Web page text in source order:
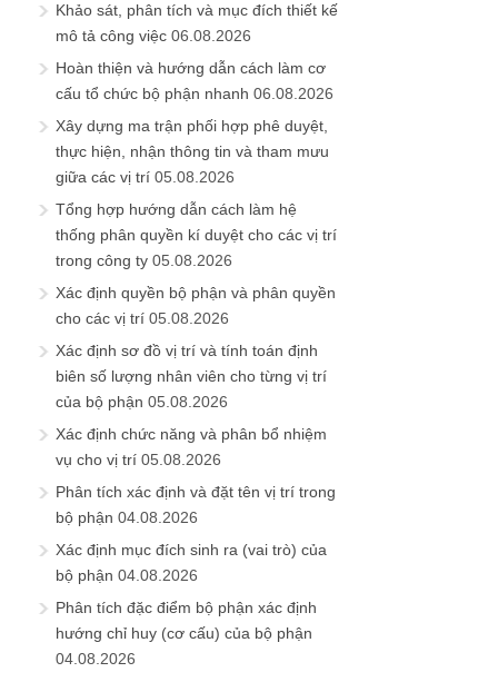
Khảo sát, phân tích và mục đích thiết kế
mô tả công việc 06.08.2026
Hoàn thiện và hướng dẫn cách làm cơ
cấu tổ chức bộ phận nhanh 06.08.2026
Xây dựng ma trận phối hợp phê duyệt,
thực hiện, nhận thông tin và tham mưu
giữa các vị trí 05.08.2026
Tổng hợp hướng dẫn cách làm hệ
thống phân quyền kí duyệt cho các vị trí
trong công ty 05.08.2026
Xác định quyền bộ phận và phân quyền
cho các vị trí 05.08.2026
Xác định sơ đồ vị trí và tính toán định
biên số lượng nhân viên cho từng vị trí
của bộ phận 05.08.2026
Xác định chức năng và phân bổ nhiệm
vụ cho vị trí 05.08.2026
Phân tích xác định và đặt tên vị trí trong
bộ phận 04.08.2026
Xác định mục đích sinh ra (vai trò) của
bộ phận 04.08.2026
Phân tích đặc điểm bộ phận xác định
hướng chỉ huy (cơ cấu) của bộ phận
04.08.2026